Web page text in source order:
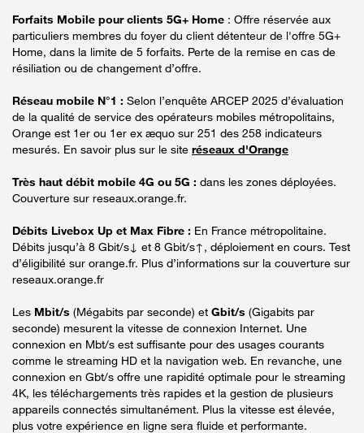
Forfaits Mobile pour clients 5G+ Home : Offre réservée aux
particuliers membres du foyer du client détenteur de l'offre 5G+
Home, dans la limite de 5 forfaits. Perte de la remise en cas de
résiliation ou de changement d’offre.
Réseau mobile N°1 : Selon l’enquête ARCEP 2025 d’évaluation
de la qualité de service des opérateurs mobiles métropolitains,
Orange est 1er ou 1er ex æquo sur 251 des 258 indicateurs
mesurés. En savoir plus sur le site réseaux d'Orange
Très haut débit mobile 4G ou 5G : dans les zones déployées.
Couverture sur reseaux.orange.fr.
Débits Livebox Up et Max Fibre : En France métropolitaine.
Débits jusqu’à 8 Gbit/s↓ et 8 Gbit/s↑, déploiement en cours. Test
d’éligibilité sur orange.fr. Plus d’informations sur la couverture sur
reseaux.orange.fr
Les Mbit/s (Mégabits par seconde) et Gbit/s (Gigabits par
seconde) mesurent la vitesse de connexion Internet. Une
connexion en Mbt/s est suffisante pour des usages courants
comme le streaming HD et la navigation web. En revanche, une
connexion en Gbt/s offre une rapidité optimale pour le streaming
4K, les téléchargements très rapides et la gestion de plusieurs
appareils connectés simultanément. Plus la vitesse est élevée,
plus votre expérience en ligne sera fluide et performante.